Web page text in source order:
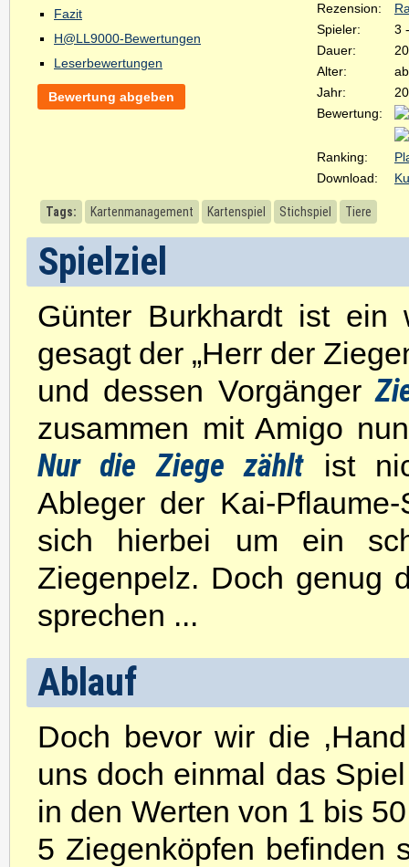
Fazit
H@LL9000-Bewertungen
Leserbewertungen
Bewertung abgeben
Rezension:
Spieler:
3
Dauer:
Alter:
Jahr:
Bewertung:
Ranking:
Download:
Tags: Kartenmanagement Kartenspiel Stichspiel Tiere
Spielziel
Günter Burkhardt ist ein
gesagt der „Herr der
und dessen Vorgänger
zusammen mit Amigo
Nur die Ziege zähltist
Ableger der Kai-
sich hierbei um ein
Ziegenpelz. Doch genug
sprechen ...
Ablauf
Doch bevor wir die
uns doch einmal das
in den Werten von 1 bis
5 Ziegenköpfen befinden